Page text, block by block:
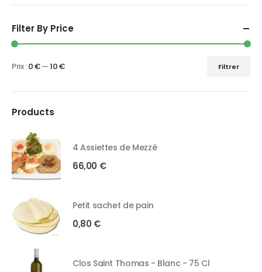
Filter By Price
Filtrer
Prix :0 €—10 €
Products
4 Assiettes de Mezzé
66,00 €
Petit sachet de pain
0,80 €
Clos Saint Thomas - Blanc - 75 Cl